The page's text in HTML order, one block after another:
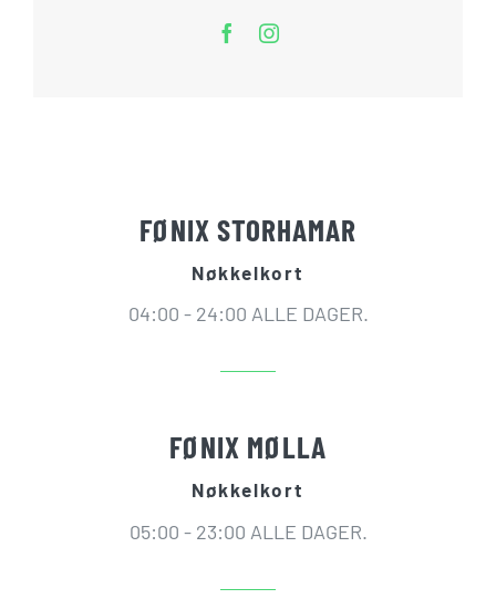
FØNIX STORHAMAR
Nøkkelkort
04:00 - 24:00 ALLE DAGER.
FØNIX MØLLA
Nøkkelkort
05:00 - 23:00 ALLE DAGER.